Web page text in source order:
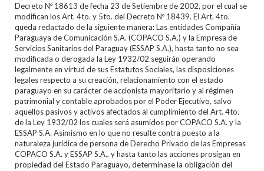
Decreto Nº 18613 de fecha 23 de Setiembre de 2002, por el cual se
modifican los Art. 4to. y 5to. del Decreto Nº 18439. El Art. 4to.
queda redactado de la siguiente manera: Las entidades Compañía
Paraguaya de Comunicación S.A. (COPACO S.A.) y la Empresa de
Servicios Sanitarios del Paraguay (ESSAP S.A.), hasta tanto no sea
modificada o derogada la Ley 1932/02 seguirán operando
legalmente en virtud de sus Estatutos Sociales, las disposiciones
legales respecto a su creación, relacionamiento con el estado
paraguayo en su carácter de accionista mayoritario y al régimen
patrimonial y contable aprobados por el Poder Ejecutivo, salvo
aquellos pasivos y activos afectados al cumplimiento del Art. 4to.
de la Ley 1932/02 los cuales será asumidos por COPACO S.A. y la
ESSAP S.A. Asimismo en lo que no resulte contra puesto a la
naturaleza jurídica de persona de Derecho Privado de las Empresas
COPACO S.A. y ESSAP S.A., y hasta tanto las acciones prosigan en
propiedad del Estado Paraguayo, determinase la obligación del